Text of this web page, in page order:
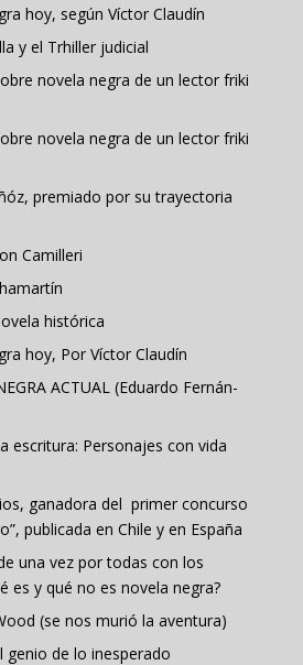
hoy, según Víctor Claudín
y el Trhiller judicial
novela negra de un lector friki
novela negra de un lector friki
premiado por su trayectoria
Camilleri
histórica
hoy, Por Víctor Claudín
ACTUAL (Eduardo Fernán-
escritura: Personajes con vida
ganadora del primer concurso
publicada en Chile y en España
una vez por todas con los
es y qué no es novela negra?
(se nos murió la aventura)
genio de lo inesperado